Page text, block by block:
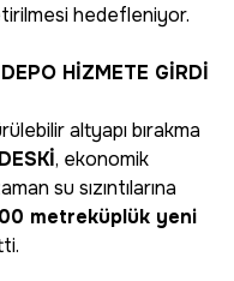
hedefleniyor.
HİZMETE GİRDİ
altyapı bırakma
DESKİ, ekonomik
su sızıntılarına
metreküplük yeni